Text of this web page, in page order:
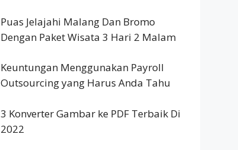
Puas Jelajahi Malang Dan Bromo
Dengan Paket Wisata 3 Hari 2 Malam
Keuntungan Menggunakan Payroll
Outsourcing yang Harus Anda Tahu
3 Konverter Gambar ke PDF Terbaik Di
2022